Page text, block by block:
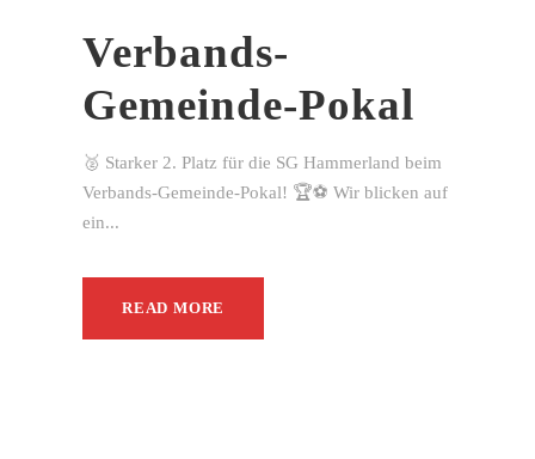
Verbands-
Gemeinde-Pokal
🥈 Starker 2. Platz für die SG Hammerland beim
Verbands-Gemeinde-Pokal! 🏆⚽ Wir blicken auf
ein...
READ MORE